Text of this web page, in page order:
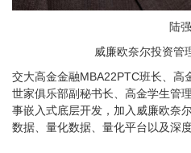
陆强
威廉欧奈尔投资管
交大高金金融MBA22PTC班长、高
世家俱乐部副秘书长、高金学生管
事嵌入式底层开发，加入威廉欧奈
数据、量化数据、量化平台以及深